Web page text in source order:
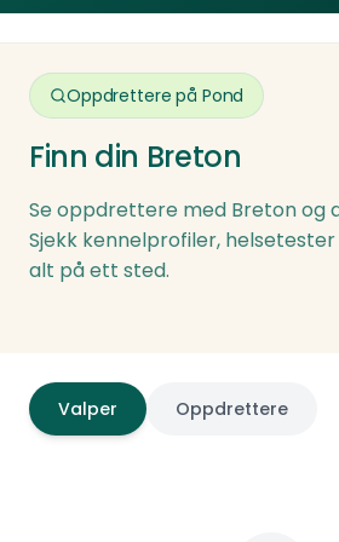
til en av de mest allsidige
velge.
Oppdrettere på Pond
Finn din Breton
Se oppdrettere med Bretonog
Sjekk kennelprofiler,
alt på ett sted.
Valper Oppdrettere